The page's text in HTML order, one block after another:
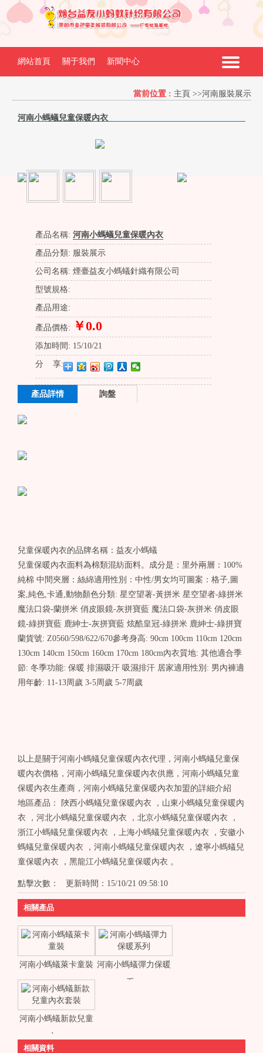
網站首頁 關于我們 新聞中心
批發細則
在線留言 聯系我們
當前位置 : 主頁 >>河南服裝展示
河南小螞蟻兒童保暖內衣
產品名稱: 河南小螞蟻兒童保暖內衣
產品分類: 服裝展示
公司名稱: 煙臺益友小螞蟻針織有限公司
型號規格:
產品用途:
產品價格: ￥0.0
添加時間: 15/10/21
分 享:
產品詳情 詢盤
兒童保暖內衣的品牌名稱：益友小螞蟻
兒童保暖內衣面料為棉類混紡面料。成分是：里外兩層：100%
純棉 中間夾層：絲綿適用性別：中性/男女均可圖案：格子,圖
案,純色,卡通,動物顏色分類: 星空望著-黃拼米 星空望者-綠拼米
魔法口袋-蘭拼米 俏皮眼鏡-灰拼寶藍 魔法口袋-灰拼米 俏皮眼
鏡-綠拼寶藍 鹿紳士-灰拼寶藍 炫酷皇冠-綠拼米 鹿紳士-綠拼寶
蘭貨號: Z0560/598/622/670參考身高: 90cm 100cm 110cm 120cm
130cm 140cm 150cm 160cm 170cm 180cm內衣質地: 其他適合季
節: 冬季功能: 保暖 排濕吸汗 吸濕排汗 居家適用性別: 男內褲適
用年齡: 11-13周歲 3-5周歲 5-7周歲
以上是關于河南小螞蟻兒童保暖內衣代理，河南小螞蟻兒童保
暖內衣價格，河南小螞蟻兒童保暖內衣供應，河南小螞蟻兒童
保暖內衣生產商，河南小螞蟻兒童保暖內衣加盟的詳細介紹
地區產品：
陜西小螞蟻兒童保暖內衣 ， 山東小螞蟻兒童保暖內
衣 ，河北小螞蟻兒童保暖內衣 ，北京小螞蟻兒童保暖內衣 ，
浙江小螞蟻兒童保暖內衣 ，上海小螞蟻兒童保暖內衣 ，安徽小
螞蟻兒童保暖內衣 ，河南小螞蟻兒童保暖內衣 ，遼寧小螞蟻兒
童保暖內衣 ，黑龍江小螞蟻兒童保暖內衣 。
點擊次數： 更新時間：15/10/21 09:58:10
相關產品
河南小螞蟻萊卡童裝 河南小螞蟻彈力保暖
系...
河南小螞蟻新款兒童
內...
相關資料